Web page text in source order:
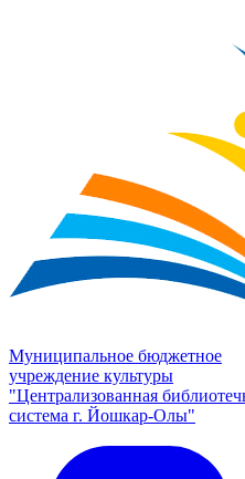
Муниципальное бюджетное
учреждение культуры
"Централизованная
система г. Йошкар-Олы"